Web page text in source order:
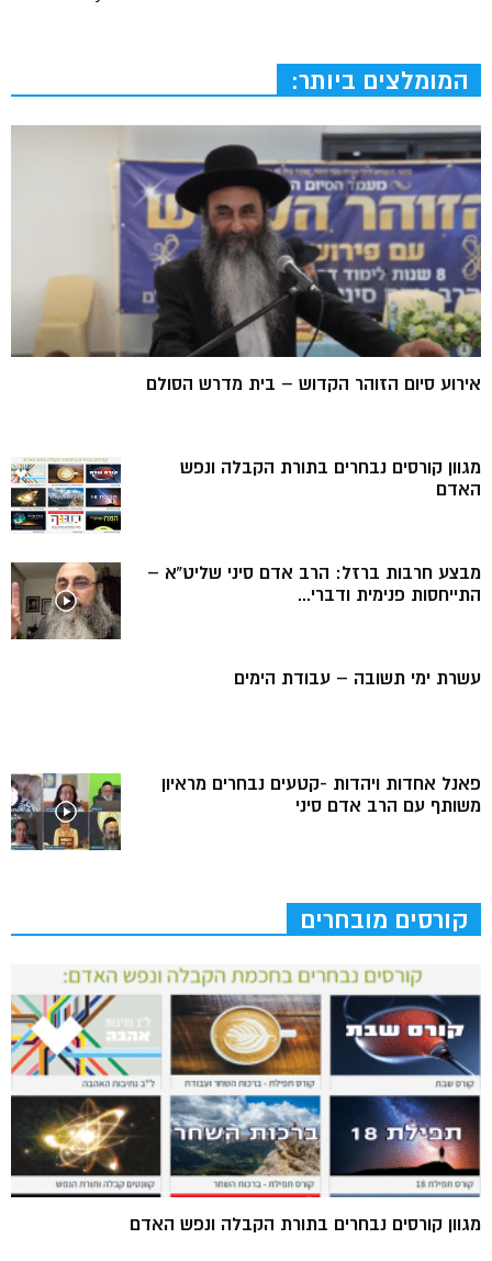
המומלצים ביותר:
אירוע סיום הזוהר הקדוש – בית מדרש הסולם
מגוון קורסים נבחרים בתורת הקבלה ונפש
האדם
מבצע חרבות ברזל: הרב אדם סיני שליט”א –
התייחסות פנימית ודברי...
עשרת ימי תשובה – עבודת הימים
פאנל אחדות ויהדות -קטעים נבחרים מראיון
משותף עם הרב אדם סיני
קורסים מובחרים
מגוון קורסים נבחרים בתורת הקבלה ונפש האדם